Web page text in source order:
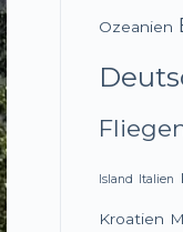
Ozeanien
Island Italien
Kroatien